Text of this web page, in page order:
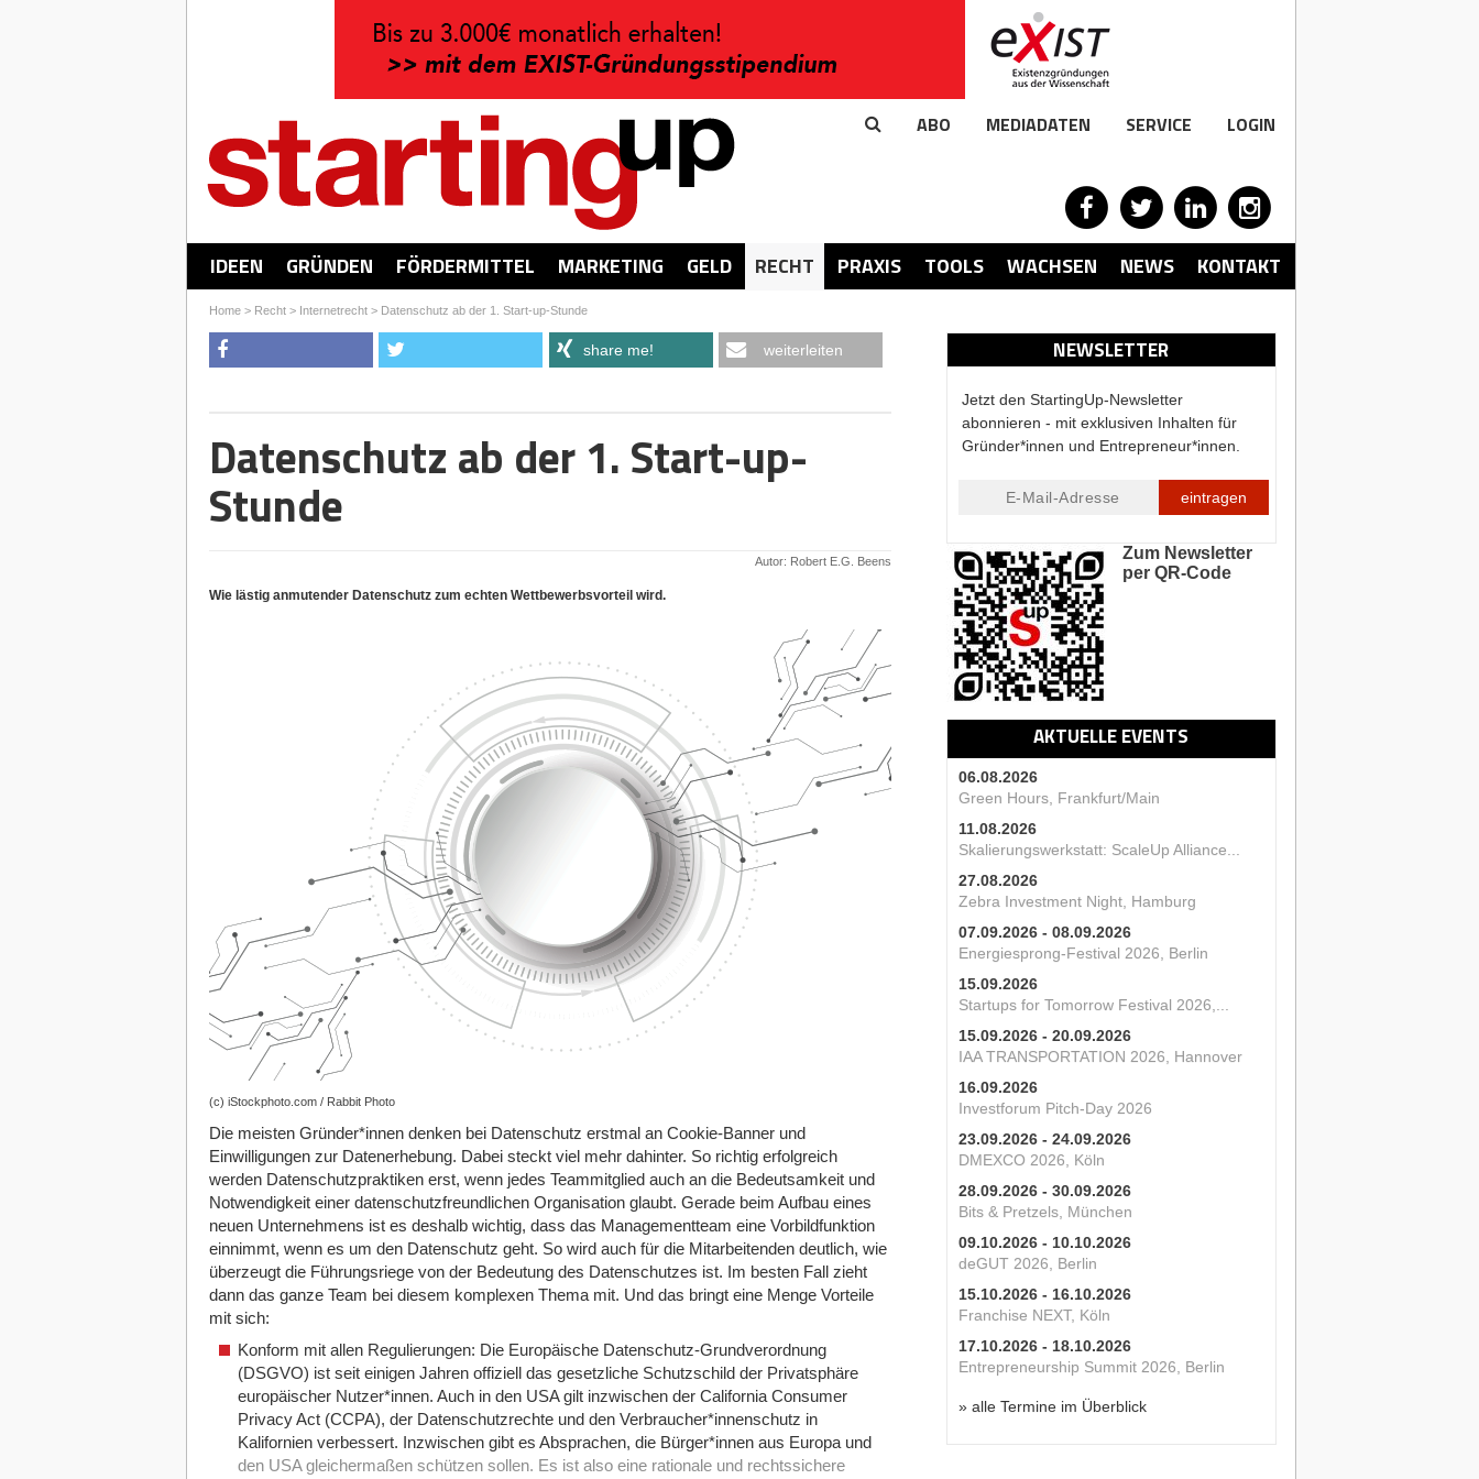
ABO MEDIADATEN SERVICE LOGIN
IDEEN GRÜNDEN FÖRDERMITTEL MARKETING GELD RECHT PRAXIS TOOLS WACHSEN NEWS KONTAKT
Home> Recht> Internetrecht> Datenschutz ab der 1. Start-up-Stunde
NEWSLETTER
Jetzt den StartingUp-Newsletter
abonnieren - mit exklusiven Inhalten für
Gründer*innen und Entrepreneur*innen.
eintragen
Zum Newsletter
per QR-Code
AKTUELLE EVENTS
06.08.2026
Green Hours, Frankfurt/Main
11.08.2026
Skalierungswerkstatt: ScaleUp Alliance...
27.08.2026
Zebra Investment Night, Hamburg
07.09.2026 - 08.09.2026
Energiesprong-Festival 2026, Berlin
15.09.2026
Startups for Tomorrow Festival 2026,...
15.09.2026 - 20.09.2026
IAA TRANSPORTATION 2026, Hannover
16.09.2026
Investforum Pitch-Day 2026
23.09.2026 - 24.09.2026
DMEXCO 2026, Köln
28.09.2026 - 30.09.2026
Bits & Pretzels, München
09.10.2026 - 10.10.2026
deGUT 2026, Berlin
15.10.2026 - 16.10.2026
Franchise NEXT, Köln
17.10.2026 - 18.10.2026
Entrepreneurship Summit 2026, Berlin
» alle Termine im Überblick
share me! weiterleiten
Datenschutz ab der 1. Start-up-
Stunde
Autor: Robert E.G. Beens
Wie lästig anmutender Datenschutz zum echten Wettbewerbsvorteil wird.
(c) iStockphoto.com / Rabbit Photo
Die meisten Gründer*innen denken bei Datenschutz erstmal an Cookie-Banner und
Einwilligungen zur Datenerhebung. Dabei steckt viel mehr dahinter. So richtig erfolgreich
werden Datenschutzpraktiken erst, wenn jedes Teammitglied auch an die Bedeutsamkeit und
Notwendigkeit einer datenschutzfreundlichen Organisation glaubt. Gerade beim Aufbau eines
neuen Unternehmens ist es deshalb wichtig, dass das Managementteam eine Vorbildfunktion
einnimmt, wenn es um den Datenschutz geht. So wird auch für die Mitarbeitenden deutlich, wie
überzeugt die Führungsriege von der Bedeutung des Datenschutzes ist. Im besten Fall zieht
dann das ganze Team bei diesem komplexen Thema mit. Und das bringt eine Menge Vorteile
mit sich:
Konform mit allen Regulierungen: Die Europäische Datenschutz-Grundverordnung
(DSGVO) ist seit einigen Jahren offiziell das gesetzliche Schutzschild der Privatsphäre
europäischer Nutzer*innen. Auch in den USA gilt inzwischen der California Consumer
Privacy Act (CCPA), der Datenschutzrechte und den Verbraucher*innenschutz in
Kalifornien verbessert. Inzwischen gibt es Absprachen, die Bürger*innen aus Europa und
den USA gleichermaßen schützen sollen. Es ist also eine rationale und rechtssichere